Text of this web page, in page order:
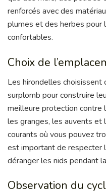
renforcés avec des
plumes et des herbes
confortables.
Choix de
Les hirondelles
surplomb pour construire
meilleure protection contre
les granges, les auvents et
courants où vous pouvez
est important de respecter
déranger les nids pendant
Observation du